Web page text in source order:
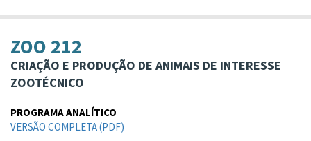
ZOO 212
CRIAÇÃO E PRODUÇÃO DE ANIMAIS DE INTERESSE
ZOOTÉCNICO
PROGRAMA ANALÍTICO
VERSÃO COMPLETA (PDF)